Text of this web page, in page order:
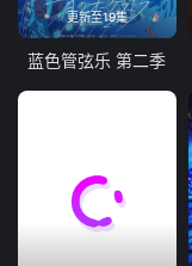
更新至19集
蓝色管弦乐 第二季